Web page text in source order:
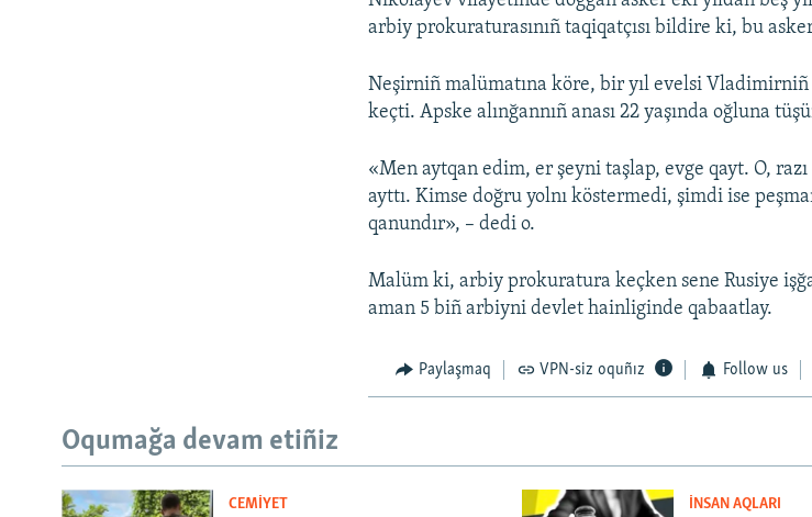
arbiy prokuraturasınıñ taqiqatçısı bildire ki, bu
Neşirniñ malümatına köre, bir yıl evelsi Vladimirniñ
keçti. Apske alınğannıñ anası 22 yaşında oğluna
«Men aytqan edim, er şeyni taşlap, evge qayt. O, razı
ayttı. Kimse doğru yolnı köstermedi, şimdi ise
qanundır», – dedi o.
Malüm ki, arbiy prokuratura keçken sene Rusiye
aman 5 biñ arbiyni devlet hainliginde qabaatlay.
Paylaşmaq VPN-siz oquñız Follow us
Oqumağa devam etiñiz
CEMİYET İNSAN AQLARI